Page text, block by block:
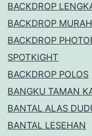
BACKDROP
BACKDROP MURAH
BACKDROP
SPOTKIGHT
BACKDROP POLOS
BANGKU TAMAN
BANTAL ALAS
BANTAL LESEHAN